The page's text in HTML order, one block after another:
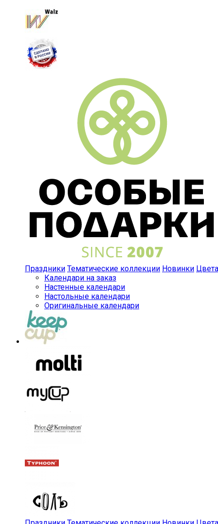
Праздники Тематические коллекции Новинки Цвета
Календари на заказ
Настенные календари
Настольные календари
Оригинальные календари